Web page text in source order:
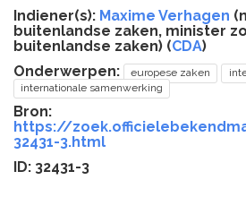
Indiener(s): Maxime Verhagen
buitenlandse zaken, minister
buitenlandse zaken) (CDA)
Onderwerpen:
europese zaken
internationale samenwerking
Bron:
https://
32431-3.html
ID: 32431-3